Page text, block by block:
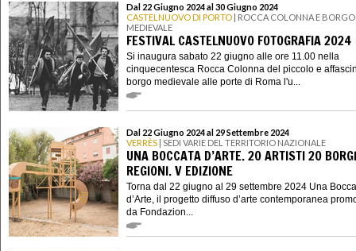
Dal 22 Giugno 2024 al 30 Giugno 2024
CASTELNUOVO DI PORTO | ROCCA COLONNA E BORGO
MEDIEVALE
FESTIVAL CASTELNUOVO FOTOGRAFIA 2024
Si inaugura sabato 22 giugno alle ore 11.00 nella
cinquecentesca Rocca Colonna del piccolo e
borgo medievale alle porte di Roma l'u...
Dal 22 Giugno 2024 al 29 Settembre 2024
VERRÈS | SEDI VARIE DEL TERRITORIO NAZIONALE
UNA BOCCATA D’ARTE. 20 ARTISTI 20
REGIONI. V EDIZIONE
Torna dal 22 giugno al 29 settembre 2024 Una
d’Arte, il progetto diffuso d’arte contemporanea
da Fondazion...